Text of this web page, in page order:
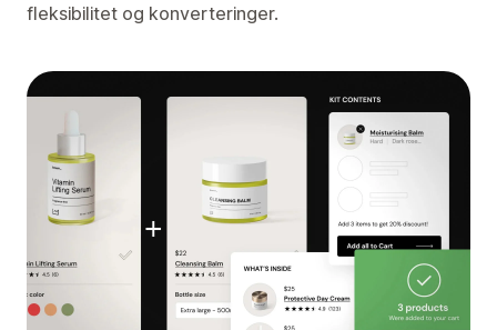
fleksibilitet og konverteringer.